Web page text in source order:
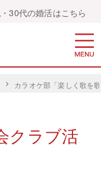
30代の婚活はこちら
カラオケ部「楽しく歌を
クラブ活